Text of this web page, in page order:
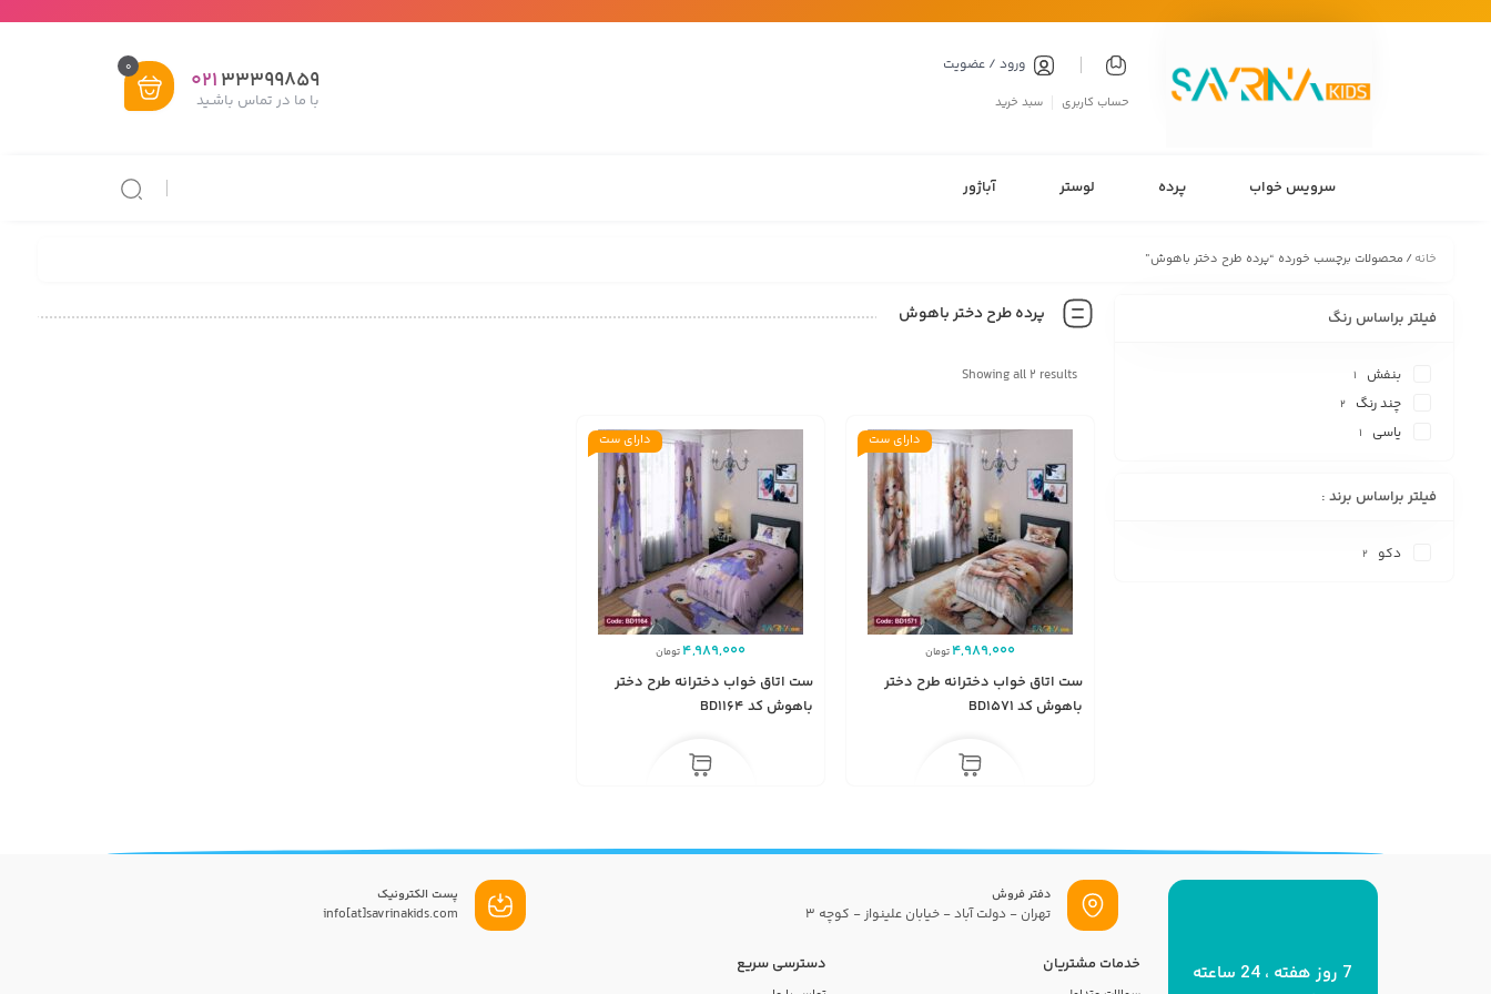
ورود / عضویت
حساب کاربری سبد خرید
33399859
021
با ما در تماس باشـید
0
سرویس خواب پرده لوستر آباژور
خانه/ محصولات برچسب خورده “پرده طرح دختر باهوش”
پرده طرح دختر باهوش
Showing all 2 results
دارای ست
4,989,000تومان
ست اتاق خواب دخترانه طرح دختر
باهوش کد BD1571
دارای ست
4,989,000تومان
ست اتاق خواب دخترانه طرح دختر
باهوش کد BD1164
فیلتر براساس رنگ
بنفش 1
چند رنگ 2
یاسی 1
فیلتر براساس برند :
دکو 2
دفتر فروش
تهران - دولت آباد - خیابان علینواز - کوچه 3
پست الکترونیک
info[at]savrinakids.com
7 روز هفته ، 24 ساعته
خدمات مشتریان دسترسی سریع